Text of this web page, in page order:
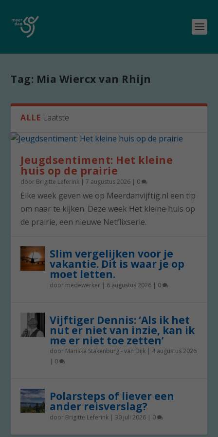
Tag: Mia Wiercx van Rhijn
ALLE Laatste
Jeugdsentiment: Het kleine
huis op de prairie
door Brigitte Leferink |7 augustus 2026 | 0
Elke week geven we op Meerdanvijftig.nl een tip
om naar te kijken. Deze week Het kleine huis op
de prairie, een nieuwe Netflixserie.
Slim vergelijken voor je
vakantie. Dit is waar je op
moet letten.
door medewerker | 6 augustus 2026 | 0
Vijftiger Dennis: ‘Als ik het
nut er niet van inzie, kan ik
me er niet toe zetten’
door Mariska Stakenburg - van Dijk | 4 augustus 2026
| 0
Polarsteps of liever een
ander reisverslag?
door Brigitte Leferink | 30 juli 2026 | 0